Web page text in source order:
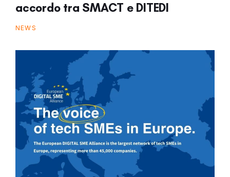
accordo tra SMACT e DITEDI
NEWS